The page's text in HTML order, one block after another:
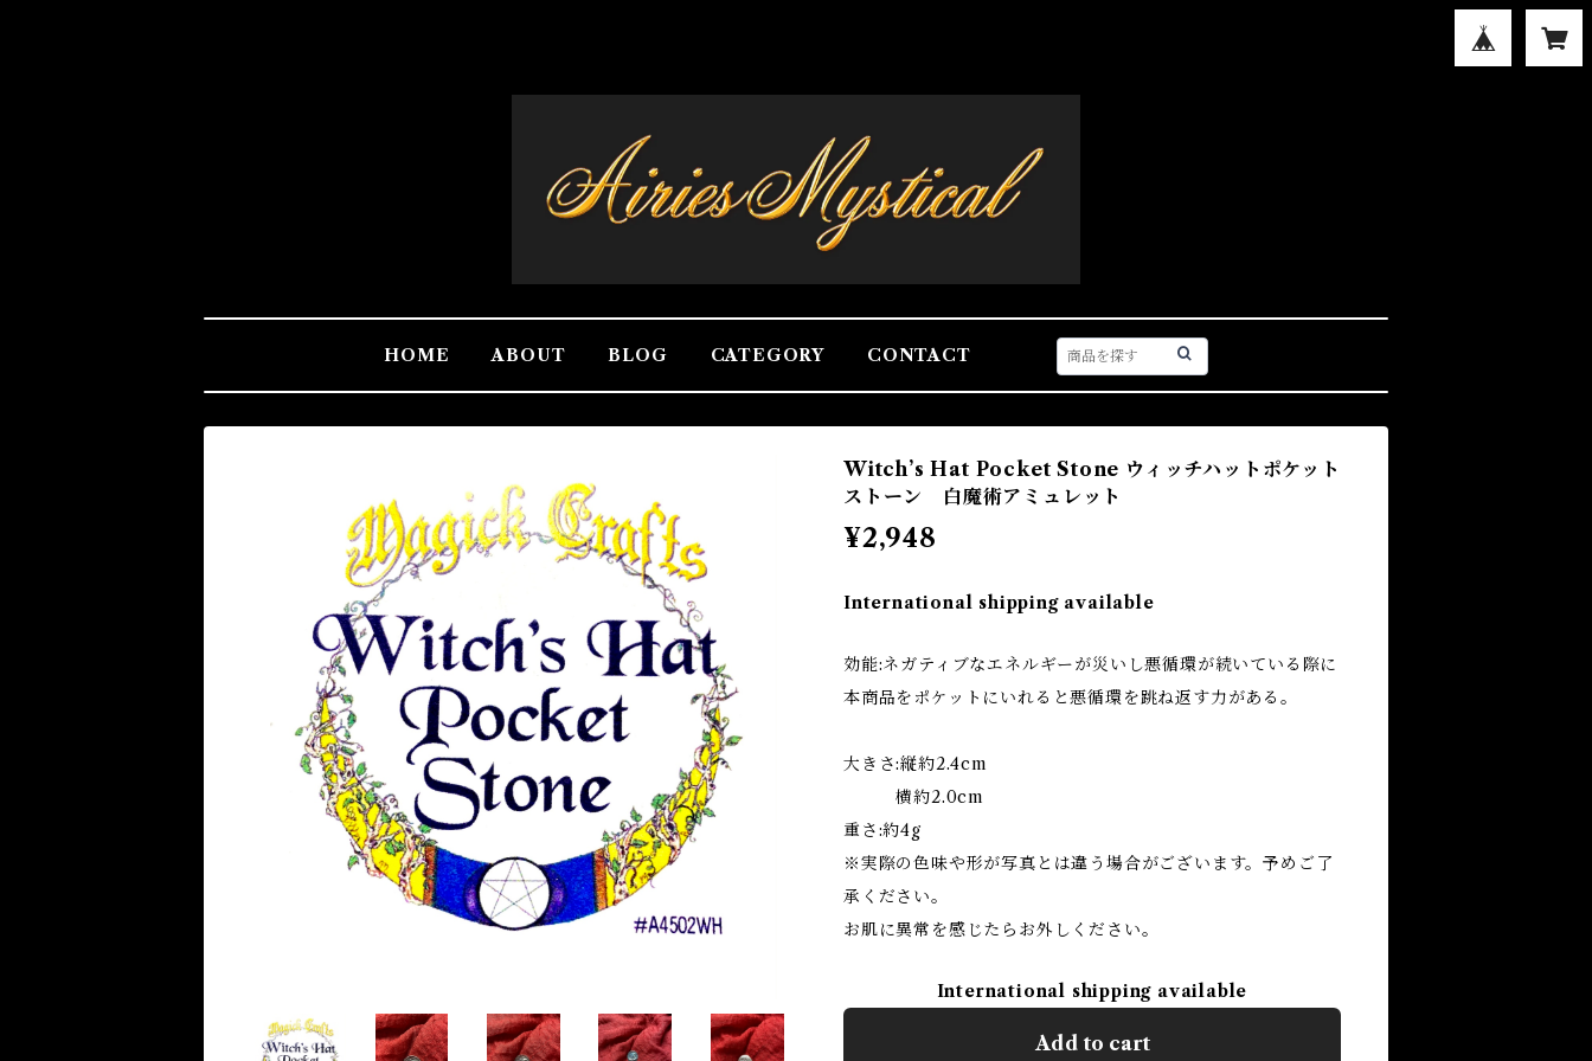
HOME ABOUT BLOG CATEGORY CONTACT
Witch’s Hat Pocket Stone ウィッチハットポケット
ストーン 白魔術アミュレット
¥2,948
International shipping available
効能:ネガティブなエネルギーが災いし悪循環が続いている際に
本商品をポケットにいれると悪循環を跳ね返す力がある。
大きさ:縦約2.4cm
横約2.0cm
重さ:約4g
※実際の色味や形が写真とは違う場合がございます。予めご了
承ください。
お肌に異常を感じたらお外しください。
International shipping available
Add to cart